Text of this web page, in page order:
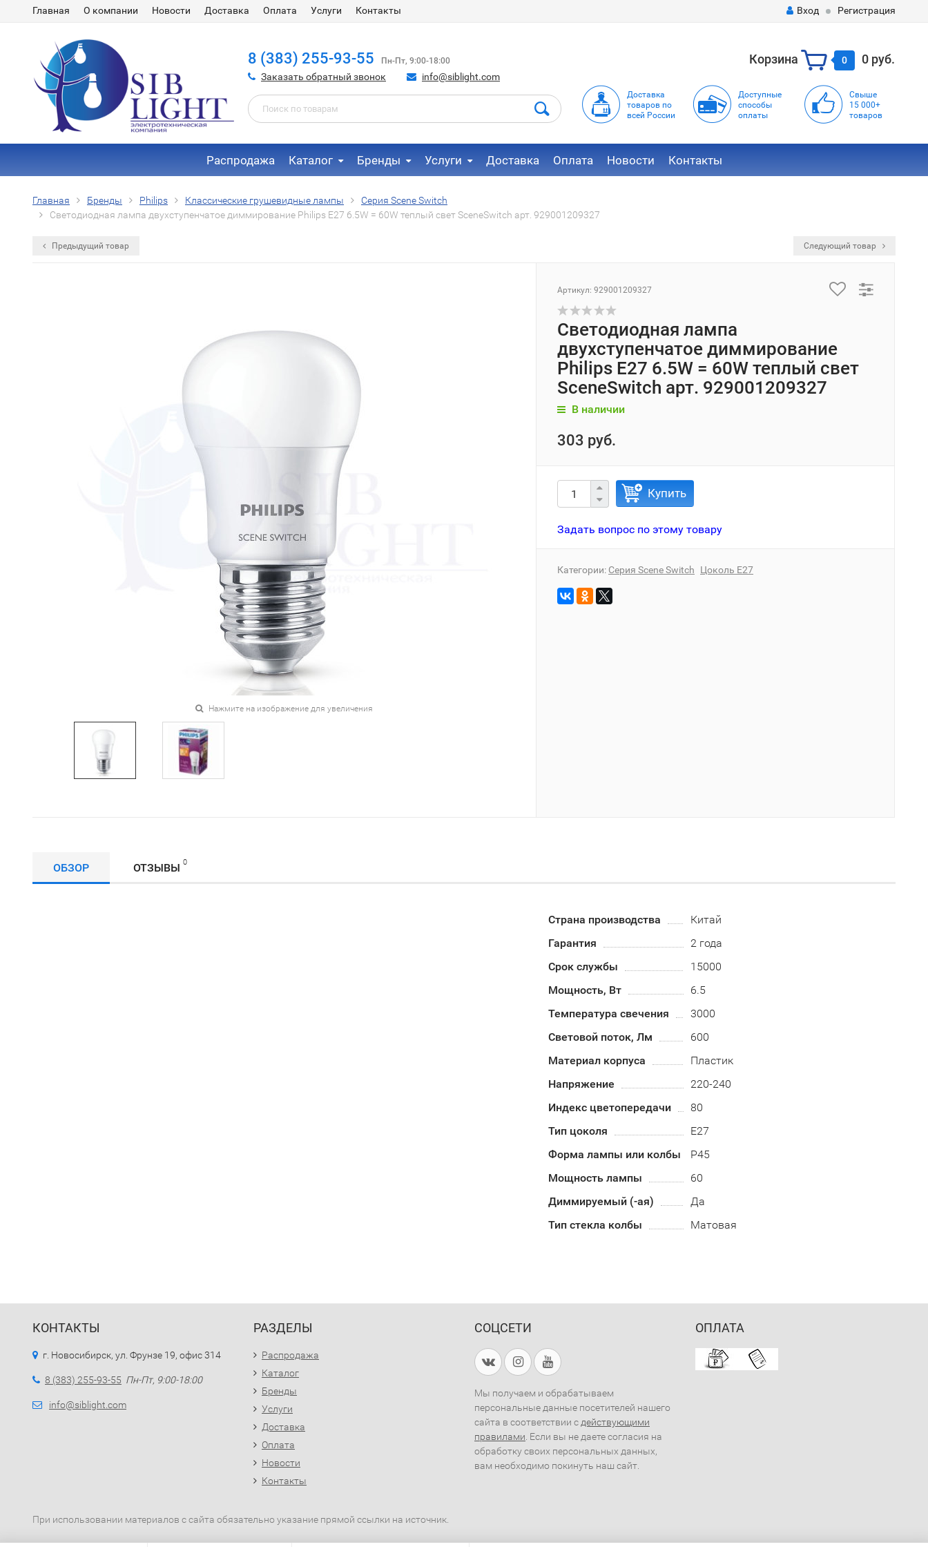
Главная О компании Новости Доставка Оплата Услуги Контакты Вход Регистрация
8 (383) 255-93-55 Пн-Пт, 9:00-18:00
Заказать обратный звонок info@siblight.com
Корзина 0 0 руб.
Доставка
товаров по
всей России
Доступные
способы
оплаты
Свыше
15 000+
товаров
Распродажа Каталог Бренды Услуги Доставка Оплата Новости Контакты
Главная Бренды Philips Классические грушевидные лампы
Серия Scene Switch
Светодиодная лампа двухступенчатое диммирование Philips E27 6.5W = 60W теплый свет SceneSwitch арт. 929001209327
Предыдущий товар Следующий товар
Нажмите на изображение для увеличения
Артикул: 929001209327
Светодиодная лампа
двухступенчатое диммирование
Philips E27 6.5W = 60W теплый свет
SceneSwitch арт. 929001209327
В наличии
303 руб.
Купить
Задать вопрос по этому товару
Категории: Серия Scene Switch Цоколь E27
ОБЗОР ОТЗЫВЫ 0
Страна производства
Китай
Гарантия
2 года
Срок службы
15000
Мощность, Вт
6.5
Температура свечения
3000
Световой поток, Лм
600
Материал корпуса
Пластик
Напряжение
220-240
Индекс цветопередачи
80
Тип цоколя
E27
Форма лампы или колбы
P45
Мощность лампы
60
Диммируемый (-ая)
Да
Тип стекла колбы
Матовая
КОНТАКТЫ
г. Новосибирск, ул. Фрунзе 19, офис 314
8 (383) 255-93-55 Пн-Пт, 9:00-18:00
info@siblight.com
РАЗДЕЛЫ
Распродажа
Каталог
Бренды
Услуги
Доставка
Оплата
Новости
Контакты
СОЦСЕТИ
Мы получаем и обрабатываем
персональные данные посетителей нашего
сайта в соответствии с действующими
правилами . Если вы не даете согласия на
обработку своих персональных данных,
вам необходимо покинуть наш сайт.
ОПЛАТА
При использовании материалов с сайта обязательно указание прямой ссылки на источник.